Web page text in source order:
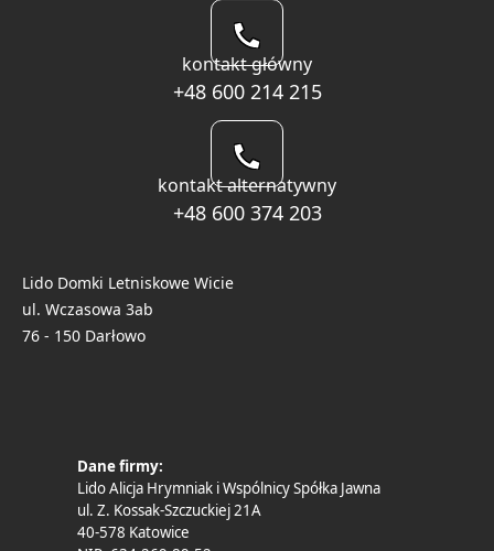
kontakt główny
+48 600 214 215
kontakt alternatywny
+48 600 374 203
Lido Domki Letniskowe Wicie
ul. Wczasowa 3ab
76 - 150 Darłowo
Dane firmy:
Lido Alicja Hrymniak i Wspólnicy Spółka Jawna
ul. Z. Kossak-Szczuckiej 21A
40-578 Katowice